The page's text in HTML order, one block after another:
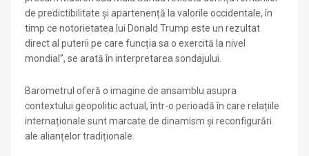
de predictibilitate și apartenență la valorile occidentale, în
timp ce notorietatea lui Donald Trump este un rezultat
direct al puterii pe care funcția sa o exercită la nivel
mondial”, se arată în interpretarea sondajului.
Barometrul oferă o imagine de ansamblu asupra
contextului geopolitic actual, într-o perioadă în care relațiile
internaționale sunt marcate de dinamism și reconfigurări
ale alianțelor tradiționale.